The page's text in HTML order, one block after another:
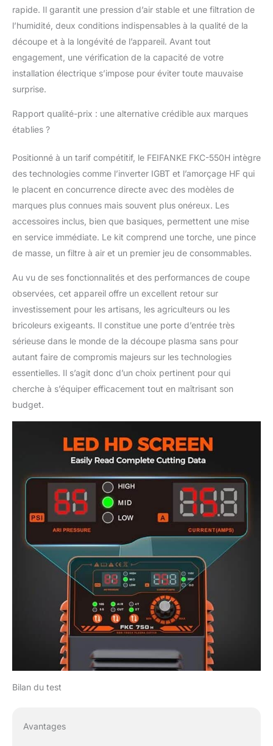
automatique pour les
coupes courtes.Mode
4T.Commande
entièrement
automatique parfait
pour les coupes
régulateur de
permet un réglage
précis de la pression de
(40-70 PSI
recommandés). Le filtre
à air se connecte à
l'arrière de l'appareil via
un raccord rapide – un
gain de temps à
l'installation pour une
efficacité accrue.
rapide. Il garantit une pression d’air stable et une filtration de
l’humidité, deux conditions indispensables à la qualité de la
découpe et à la longévité de l’appareil. Avant tout
engagement, une vérification de la capacité de votre
installation électrique s’impose pour éviter toute mauvaise
surprise.
Rapport qualité-prix : une alternative crédible aux marques
établies ?
Positionné à un tarif compétitif, le FEIFANKE FKC-550H intègre
des technologies comme l’inverter IGBT et l’amorçage HF qui
le placent en concurrence directe avec des modèles de
marques plus connues mais souvent plus onéreux. Les
accessoires inclus, bien que basiques, permettent une mise
en service immédiate. Le kit comprend une torche, une pince
de masse, un filtre à air et un premier jeu de consommables.
Au vu de ses fonctionnalités et des performances de coupe
observées, cet appareil offre un excellent retour sur
investissement pour les artisans, les agriculteurs ou les
bricoleurs exigeants. Il constitue une porte d’entrée très
sérieuse dans le monde de la découpe plasma sans pour
autant faire de compromis majeurs sur les technologies
essentielles. Il s’agit donc d’un choix pertinent pour qui
cherche à s’équiper efficacement tout en maîtrisant son
budget.
Bilan du test
Avantages